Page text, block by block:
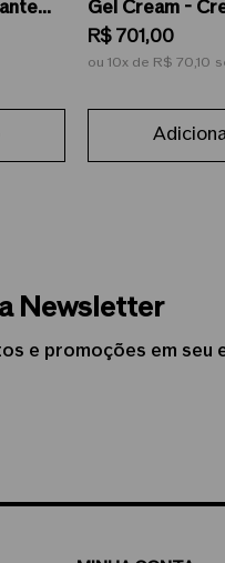
Gel Cream -
Clareador 50ml
R$ 701 ,00
ou 10 de R$ 70,10
Newsletter
e promoções em seu